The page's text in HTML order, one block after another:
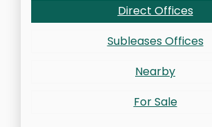
Direct Offices
Subleases Offices
Nearby
For Sale